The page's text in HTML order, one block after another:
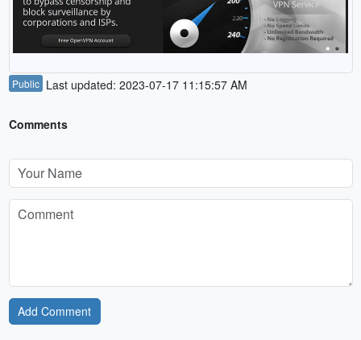
Public Last updated: 2023-07-17 11:15:57 AM
Comments
Add Comment